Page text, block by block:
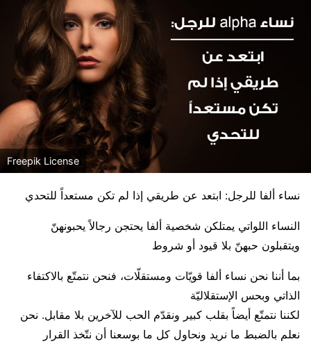
Freepik License
نساء ألفا للرجل: ابتعد عن طريقي إذا لم تكن مستعداً للتحدي
النساء اللواتي يمتلكن شخصية ألفا يحتجن رجالاً يحبونهنّ
ويتقبلون حبهنّ بلا قيود أو شروط
بما أننا نحن نساء ألفا قويّات ومستقلّات، فنحن نتمتّع بالاكتفاء
الذاتي وبحس الإستقلاليّة
لكننا نتمتّع أيضاً بقلب كبير ونقدّم الحب للآخرين بلا مقابل. نحن
نعلم بالضبط ما نريد ونحاول كل ما بوسعنا أن نتّخذ القرار